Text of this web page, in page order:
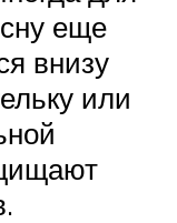
еще
внизу
или